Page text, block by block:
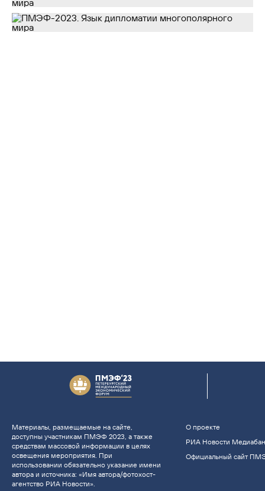
Материалы, размещаемые на сайте,
доступны участникам ПМЭФ 2023, а также
средствам массовой информации в целях
освещения мероприятия. При
использовании обязательно указание имени
автора и источника: «Имя автора/фотохост-
агентство РИА Новости».
О проекте
РИА Новости
Официальный сайт